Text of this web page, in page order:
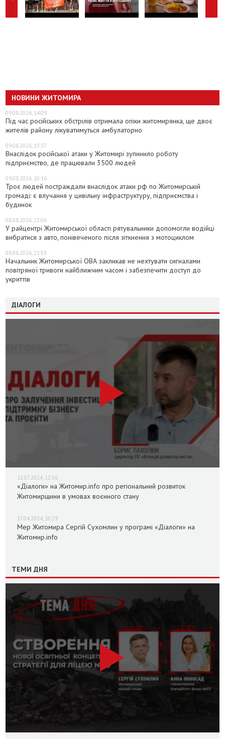
НОВИНИ ЖИТОМИРА
09.08.2026, 14:09
Під час російських обстрілів отримала опіки житомирянка, ще двоє
жителів району лікуватимуться амбулаторно
09.08.2026, 13:37
Внаслідок російської атаки у Житомирі зупинило роботу
підприємство, де працювали 3500 людей
09.08.2026, 10:16
Троє людей постраждали внаслідок атаки рф по Житомирській
громаді: є влучання у цивільну інфраструктуру, підприємства і
будинок
08.08.2026, 22:06
У райцентрі Житомирської області рятувальники допомогли водійці
вибратися з авто, понівеченого після зіткнення з мотоциклом
08.08.2026, 21:53
Начальник Житомирської ОВА закликав не нехтувати сигналами
повітряної тривоги найближчим часом і забезпечити доступ до
укриттів
ДІАЛОГИ
12.07.2024, 12:36
«Діалоги» на Житомир.info про регіональний розвиток
Житомирщини в умовах воєнного стану
17.04.2024, 10:29
Мер Житомира Сергій Сухомлин у програмі «Діалоги» на
Житомир.info
ТЕМИ ДНЯ